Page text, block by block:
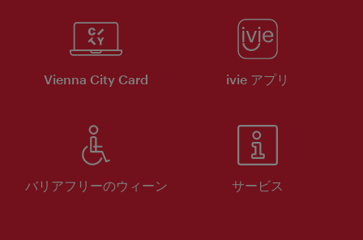
Vienna City Card ivie アプリ
バリアフリーのウィーン サービス